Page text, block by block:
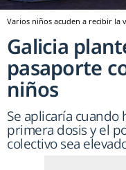
Varios niños acuden a recibir la
Galicia
pasaporte
niños
Se aplicaría cuando
primera dosis y el
colectivo sea